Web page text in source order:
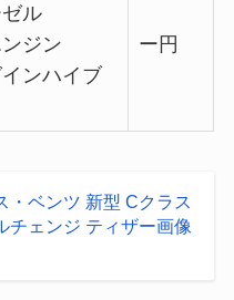
ル
ジン
ンハイブ
ー円
・ベンツ 新型 Cクラス
チェンジ ティザー画像